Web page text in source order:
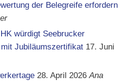
der Belegreife erfordern
würdigt Seebrucker
Jubiläumszertifikat 17. Juni
28. April 2026 Ana